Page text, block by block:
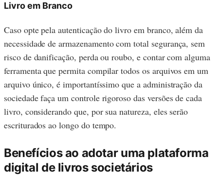
Livro em Branco
Caso opte pela autenticação do livro em branco, além da
necessidade de armazenamento com total segurança, sem
risco de danificação, perda ou roubo, e contar com alguma
ferramenta que permita compilar todos os arquivos em um
arquivo único, é importantíssimo que a administração da
sociedade faça um controle rigoroso das versões de cada
livro, considerando que, por sua natureza, eles serão
escriturados ao longo do tempo.
Benefícios ao adotar uma plataforma
digital de livros societários